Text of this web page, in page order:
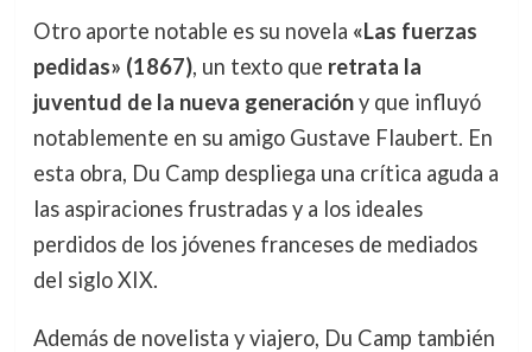
Otro aporte notable es su novela «Las fuerzas
pedidas» (1867), un texto que retrata la
juventud de la nueva generacióny que influyó
notablemente en su amigo Gustave Flaubert. En
esta obra, Du Camp despliega una crítica aguda a
las aspiraciones frustradas y a los ideales
perdidos de los jóvenes franceses de mediados
del siglo XIX.
Además de novelista y viajero, Du Camp también